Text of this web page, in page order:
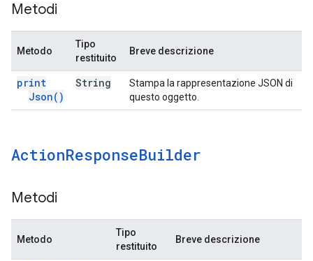
Metodi
Metodo
Tipo
restituito
Breve descrizione
print
Json( )
String
Stampa la rappresentazione JSON di
questo oggetto.
ActionResponseBuilder
Metodi
Metodo
Tipo
restituito
Breve descrizione